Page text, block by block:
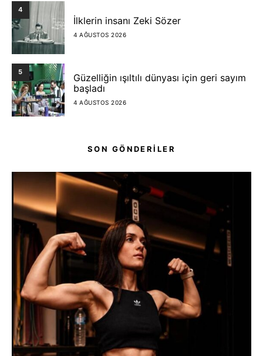
4
İlklerin insanı Zeki Sözer
4 AĞUSTOS 2026
5
Güzelliğin ışıltılı dünyası için geri sayım
başladı
4 AĞUSTOS 2026
SON GÖNDERİLER